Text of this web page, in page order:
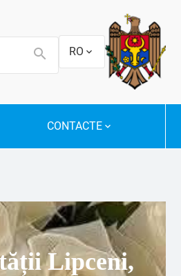
RO
CONTACTE
Lipceni,